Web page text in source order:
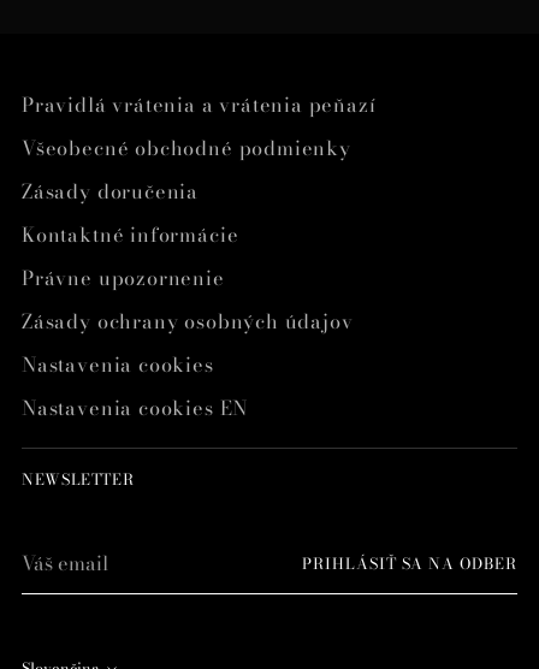
Pravidlá vrátenia a vrátenia peňazí
Všeobecné obchodné podmienky
Zásady doručenia
Kontaktné informácie
Právne upozornenie
Zásady ochrany osobných údajov
Nastavenia cookies
Nastavenia cookies EN
NEWSLETTER
email
PRIHLÁSIŤ SA NA ODBER